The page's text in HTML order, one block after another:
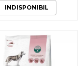
INDISPONIBIL